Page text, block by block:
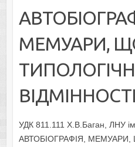
МЕМУАРИ,
ВІДМІННОСТІ
УДК 811.111 Х.В.Баган, ЛНУ
АВТОБІОГРАФІЯ,